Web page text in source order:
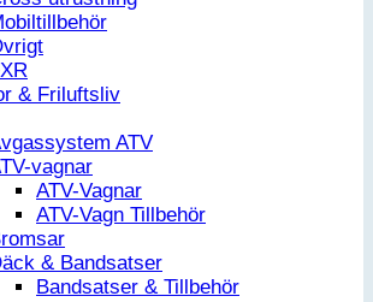
& Friluftsliv
ATV
vagnar
ATV-Vagnar
ATV-Vagn Tillbehör
& Bandsatser
Bandsatser & Tillbehör